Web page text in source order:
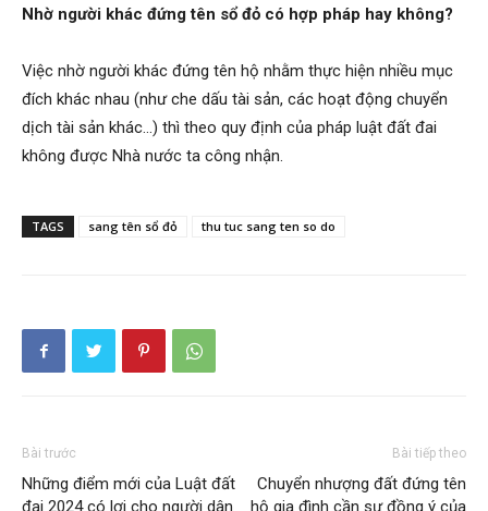
Nhờ người khác đứng tên sổ đỏ có hợp pháp hay không?
Việc nhờ người khác đứng tên hộ nhằm thực hiện nhiều mục
đích khác nhau (như che dấu tài sản, các hoạt động chuyển
dịch tài sản khác…) thì theo quy định của pháp luật đất đai
không được Nhà nước ta công nhận.
TAGS sang tên sổ đỏ thu tuc sang ten so do
Bài trước
Những điểm mới của Luật đất
đai 2024 có lợi cho người dân
Bài tiếp theo
Chuyển nhượng đất đứng tên
hộ gia đình cần sự đồng ý của